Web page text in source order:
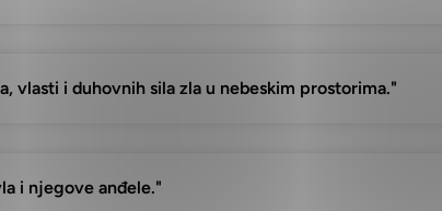
vlasti i duhovnih sila zla u nebeskim prostorima."
i njegove anđele."